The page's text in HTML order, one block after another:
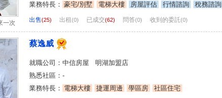
一次
業務特長： 豪宅/別墅 電梯大樓 房屋評估 行情諮詢 稅務諮詢
出售(25) 出租 (0) 已成交(62) 問答(0) 收到的委託(0)
蔡逸威
就職公司：中信房屋 明湖加盟店
熟悉社區：-
業務特長： 電梯大樓 捷運周邊 學區房 社區住宅